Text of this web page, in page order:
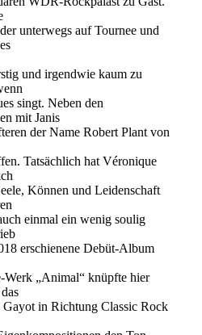
unterwegs auf Tournee und
und irgendwie kaum zu
singt. Neben den
mit Janis
der Name Robert Plant von
Tatsächlich hat Véronique
Können und Leidenschaft
einmal ein wenig soulig
erschienene Debüt-Album
„Animal“ knüpfte hier
in Richtung Classic Rock